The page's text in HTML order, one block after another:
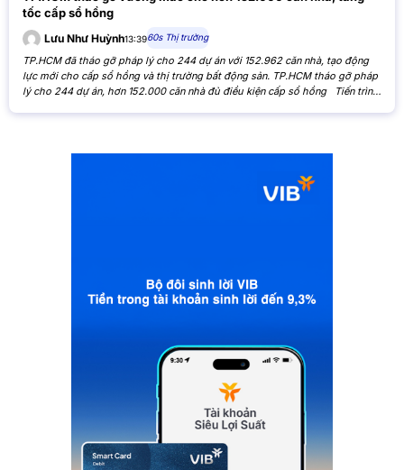
tốc cấp sổ hồng
Lưu Như Huỳnh13:3960s Thị trường
TP.HCM đã tháo gỡ pháp lý cho 244 dự án với 152.962 căn nhà, tạo động
lực mới cho cấp sổ hồng và thị trường bất động sản. TP.HCM tháo gỡ pháp
lý cho 244 dự án, hơn 152.000 căn nhà đủ điều kiện cấp sổ hồng Tiến trình